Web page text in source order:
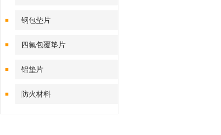
钢包垫片
四氟包覆垫片
铝垫片
防火材料